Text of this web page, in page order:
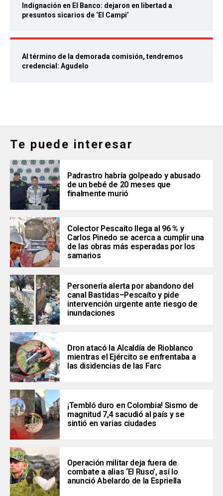
Indignación en El Banco: dejaron en libertad a
presuntos sicarios de ‘El Campi’
Al término de la demorada comisión, tendremos
credencial: Agudelo
Te puede interesar
Padrastro habría golpeado y abusado
de un bebé de 20 meses que
finalmente murió
Colector Pescaíto llega al 96 % y
Carlos Pinedo se acerca a cumplir una
de las obras más esperadas por los
samarios
Personería alerta por abandono del
canal Bastidas–Pescaíto y pide
intervención urgente ante riesgo de
inundaciones
Dron atacó la Alcaldía de Rioblanco
mientras el Ejército se enfrentaba a
las disidencias de las Farc
¡Tembló duro en Colombia! Sismo de
magnitud 7,4 sacudió al país y se
sintió en varias ciudades
Operación militar deja fuera de
combate a alias ‘El Ruso’, así lo
anunció Abelardo de la Espriella